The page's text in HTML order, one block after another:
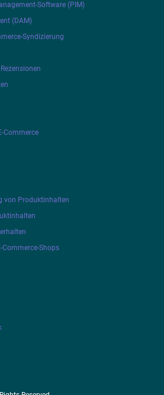
Software (PIM)
(DAM)
Syndizierung
Commerce
von Produktinhalten
Shops